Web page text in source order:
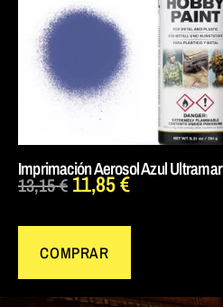
Imprimación Aerosol Azul Ultramar
13,15€11,85€
COMPRAR